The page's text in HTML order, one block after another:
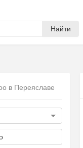
Найти
в Переяславе